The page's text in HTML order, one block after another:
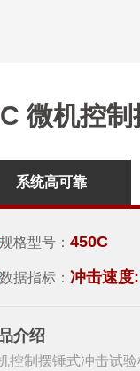
微机控
系统高可靠
规格型号：450C
数据指标： 冲击速度
介绍
控制摆锤式冲击试